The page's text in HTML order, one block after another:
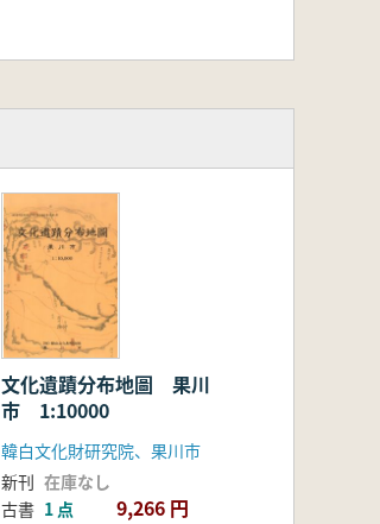
文化遺蹟分布地圖 果川
市 1:10000
韓白文化財研究院、果川市
新刊 在庫なし
古書 1 点 9,266 円